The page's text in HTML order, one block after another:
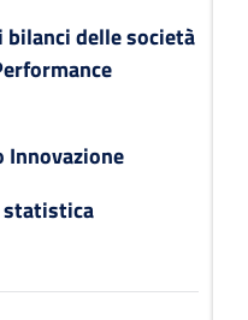
bilanci delle società
Innovazione
statistica